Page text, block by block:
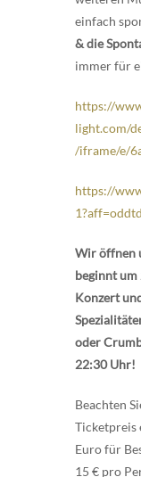
einfach
& die
immer für
https://
light.com/
/iframe/e/
https://
Wir öffnen
beginnt um
Konzert
oder
22:30 Uhr!
Beachten
Ticketpreis
Euro für
15 € pro